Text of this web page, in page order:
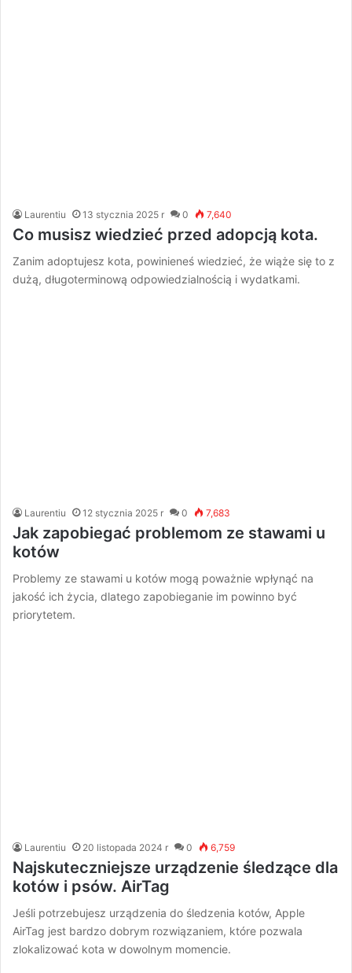
Laurentiu 13 stycznia 2025 r 0 7,640
Co musisz wiedzieć przed adopcją kota.
Zanim adoptujesz kota, powinieneś wiedzieć, że wiąże się to z
dużą, długoterminową odpowiedzialnością i wydatkami.
Laurentiu 12 stycznia 2025 r 0 7,683
Jak zapobiegać problemom ze stawami u
kotów
Problemy ze stawami u kotów mogą poważnie wpłynąć na
jakość ich życia, dlatego zapobieganie im powinno być
priorytetem.
Laurentiu 20 listopada 2024 r 0 6,759
Najskuteczniejsze urządzenie śledzące dla
kotów i psów. AirTag
Jeśli potrzebujesz urządzenia do śledzenia kotów, Apple
AirTag jest bardzo dobrym rozwiązaniem, które pozwala
zlokalizować kota w dowolnym momencie.